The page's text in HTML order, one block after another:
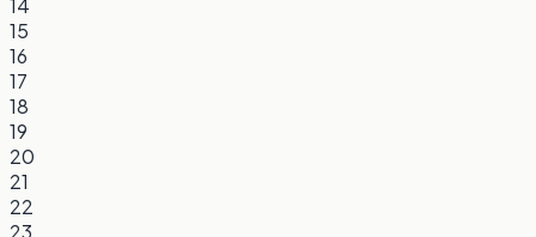
14
15
16
17
18
19
20
21
22
23